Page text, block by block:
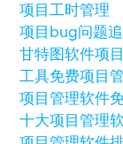
项目工时管理
项目bug问题
甘特图软件项
工具免费项目
项目管理软件
十大项目管理